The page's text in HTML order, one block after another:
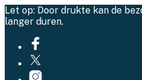
Let op: Door drukte kan de
langer duren.